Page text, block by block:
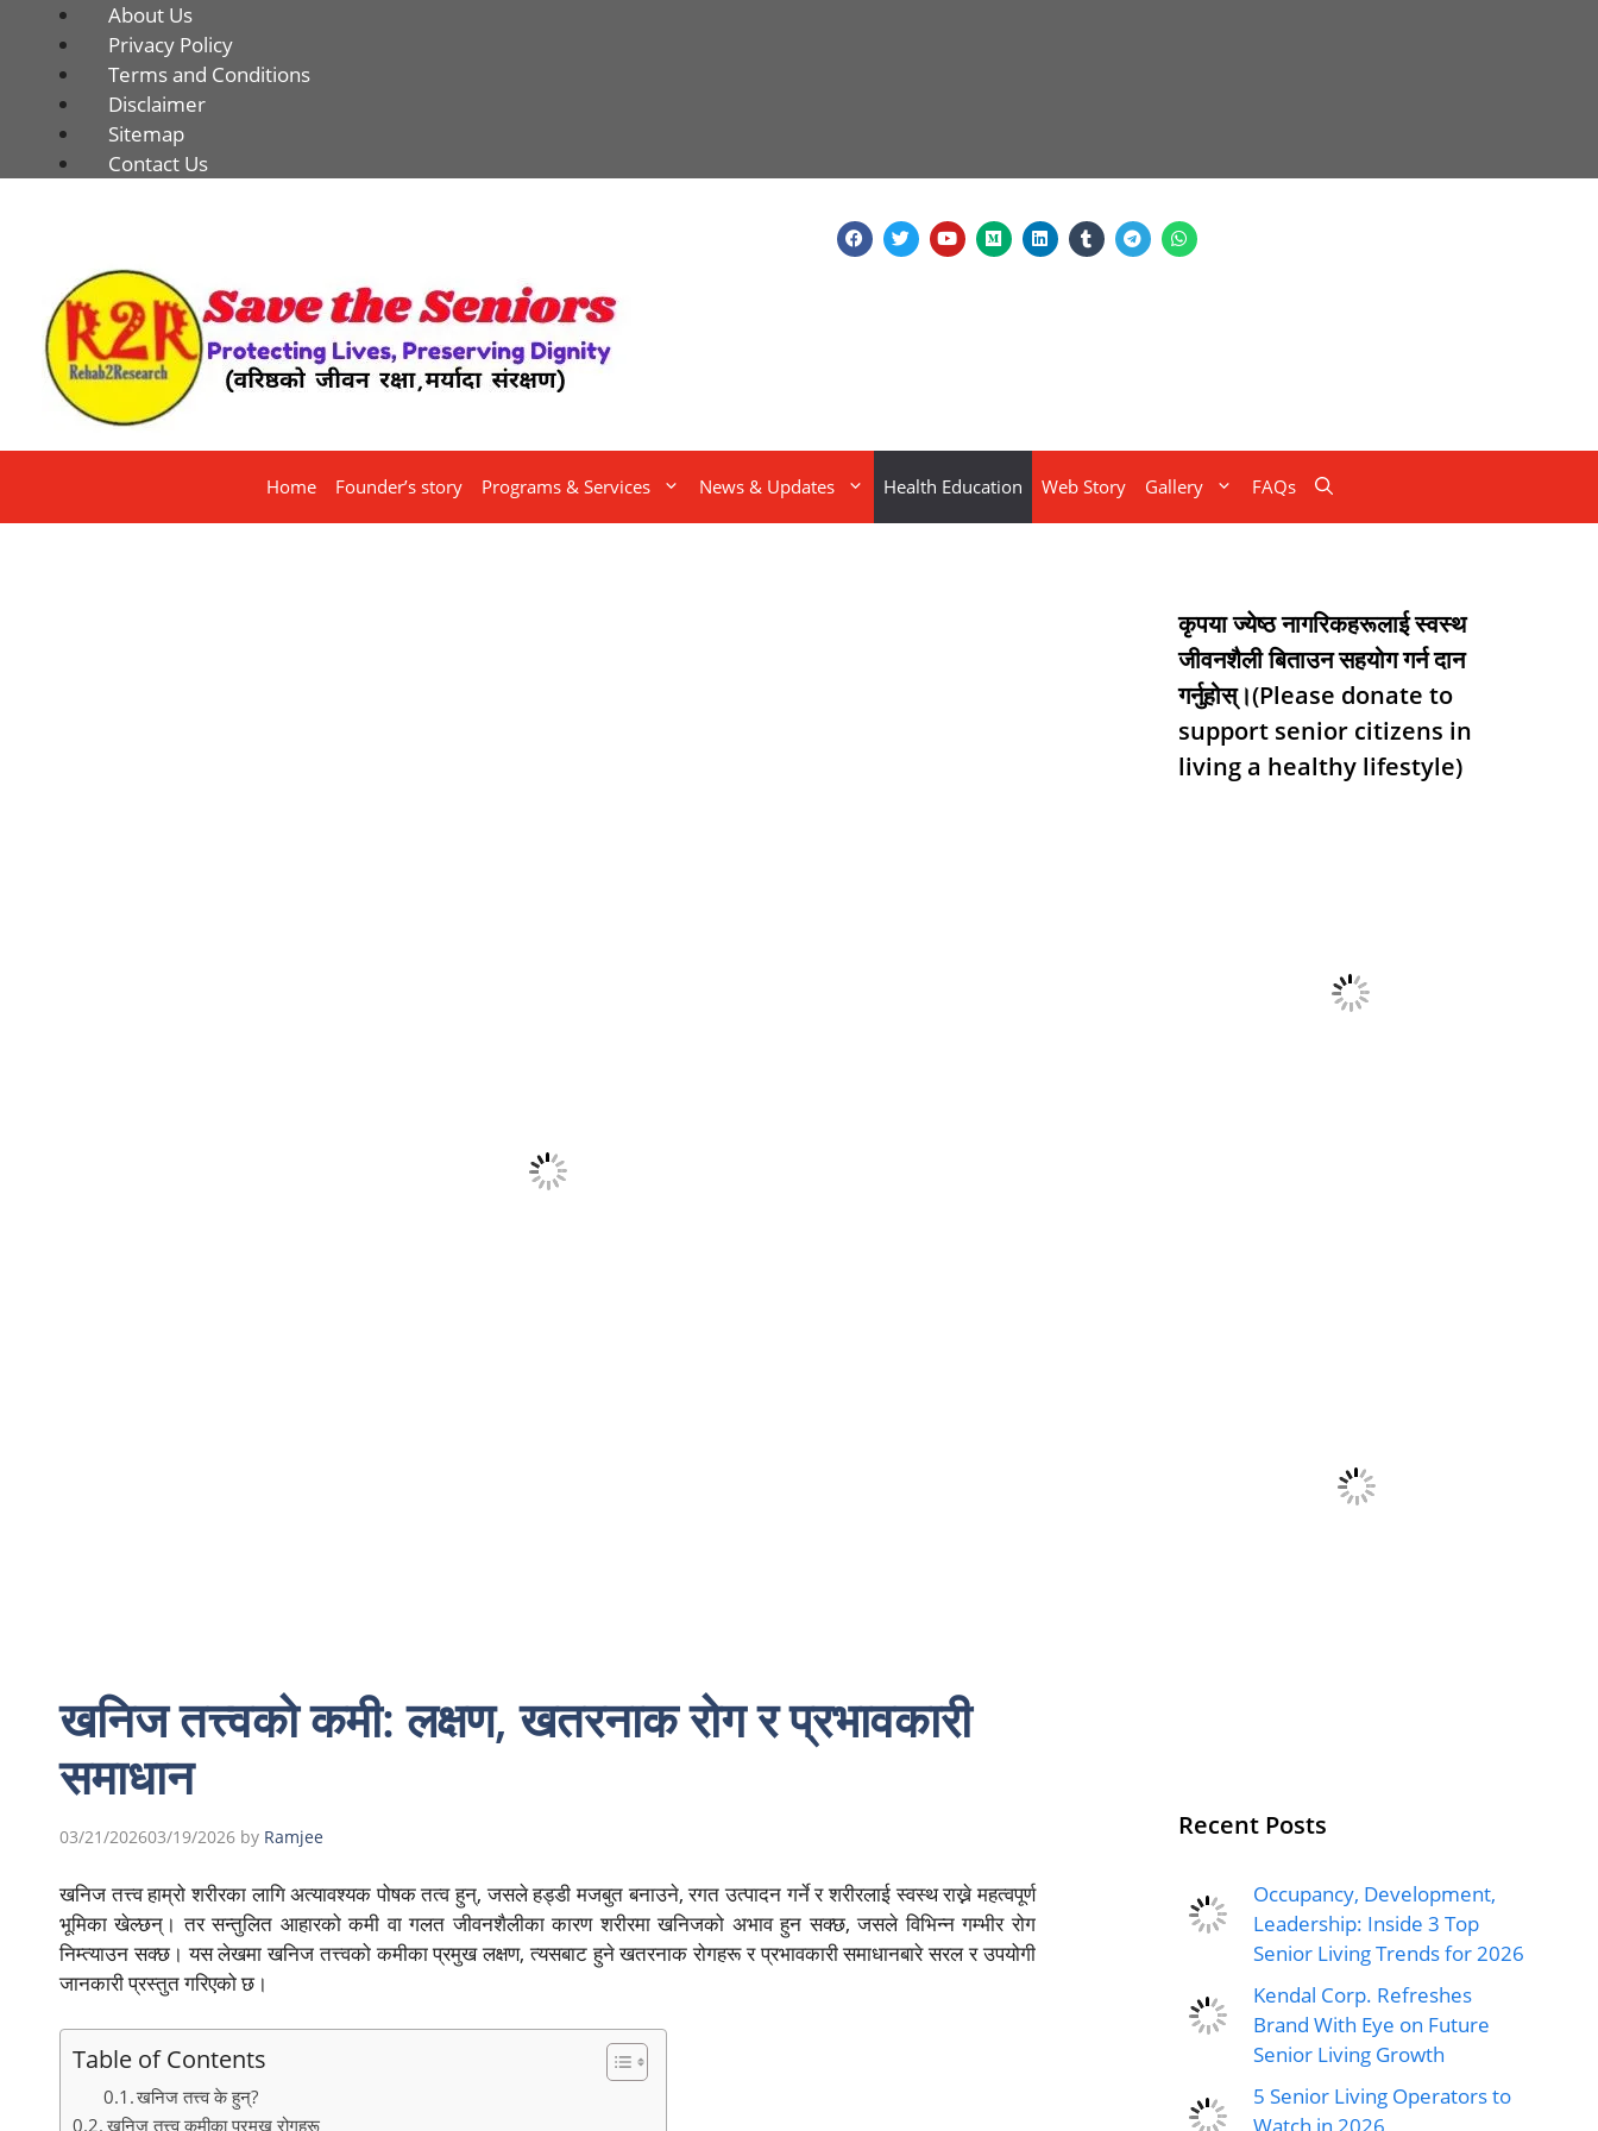
About Us
Privacy Policy
Terms and Conditions
Disclaimer
Sitemap
Contact Us
Home Founder’s story Programs & Services News & Updates Health Education Web Story Gallery FAQs
खनिज तत्त्वको कमी: लक्षण, खतरनाक रोग र प्रभावकारी
समाधान
03/21/202603/19/2026 by Ramjee
खनिज तत्त्व हाम्रो शरीरका लागि अत्यावश्यक पोषक तत्व हुन्, जसले हड्डी मजबुत बनाउने, रगत उत्पादन गर्ने र शरीरलाई स्वस्थ राख्ने महत्वपूर्ण
भूमिका खेल्छन्। तर सन्तुलित आहारको कमी वा गलत जीवनशैलीका कारण शरीरमा खनिजको अभाव हुन सक्छ, जसले विभिन्न गम्भीर रोग
निम्त्याउन सक्छ। यस लेखमा खनिज तत्त्वको कमीका प्रमुख लक्षण, त्यसबाट हुने खतरनाक रोगहरू र प्रभावकारी समाधानबारे सरल र उपयोगी
जानकारी प्रस्तुत गरिएको छ।
Table of Contents
खनिज तत्त्व के हुन्?
खनिज तत्त्व कमीका प्रमुख रोगहरू
कृपया ज्येष्ठ नागरिकहरूलाई स्वस्थ
जीवनशैली बिताउन सहयोग गर्न दान
गर्नुहोस्।(Please donate to
support senior citizens in
living a healthy lifestyle)
Recent Posts
Occupancy, Development,
Leadership: Inside 3 Top
Senior Living Trends for 2026
Kendal Corp. Refreshes
Brand With Eye on Future
Senior Living Growth
5 Senior Living Operators to
Watch in 2026